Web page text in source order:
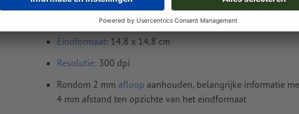
Gegevensformaat (incl. 2 mm afloop): 15,2 x 15,2 cm
Eindformaat: 14,8 x 14,8 cm
Resolutie: 300 dpi
Rondom 2 mm afloop aanhouden, belangrijke informatie
4 mm afstand ten opzichte van het eindformaat